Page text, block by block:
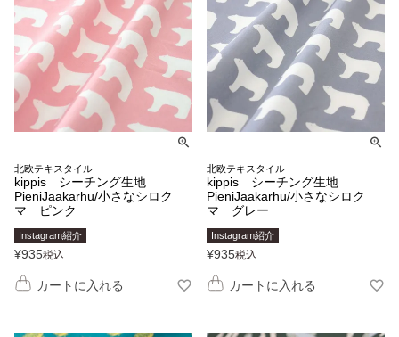
北欧テキスタイル
kippis シーチング生地
PieniJaakarhu/小さなシロク
マ ピンク
Instagram紹介
¥935税込
カートに入れる
北欧テキスタイル
kippis シーチング生地
PieniJaakarhu/小さなシロク
マ グレー
Instagram紹介
¥935税込
カートに入れる